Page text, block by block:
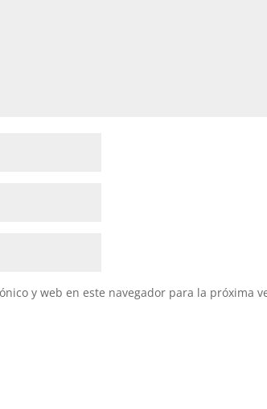
y web en este navegador para la próxima